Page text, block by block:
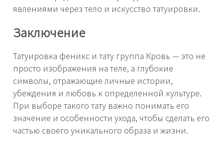
явлениями через тело и искусство татуировки.
Заключение
Татуировка феникс и тату группа Кровь — это не
просто изображения на теле, а глубокие
символы, отражающие личные истории,
убеждения и любовь к определённой культуре.
При выборе такого тату важно понимать его
значение и особенности ухода, чтобы сделать его
частью своего уникального образа и жизни.